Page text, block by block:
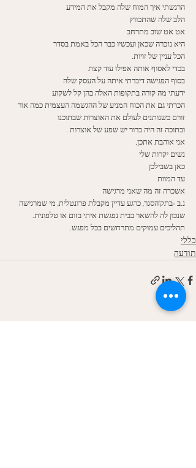
הרגשתי איך המוח שלה מקבל את המידע
הלב שלה שהתכווץ
אט אט שוב מתרחב
היא נזכרה שכאן ועכשיו כבר הכל באמת בסדר
הכל עניין של זויות.
בכדי לאסוף אותה אפילו עוד קצת
בסוף הפגישה דיברתי איתה על העסק שלה
ידעתי מה קורה בתקופות האלה בהן קל לשקוע
הכרתי גם את הכוח המניע של ההגשמה העצמית כמה אור
זורם כשנותנים לעולם את האוצרות שבתוכנו
ובתוכה זה היה ברור יש שפע של אוצרות .
אני אוהבת אתכן,
נשים יקרות שלי
כאן בשבילכן
עד המוות
אשכרה זה מה שאני מרגישה
נ.ב -בתק'הסגר, כרגע עדיין מקבלת פרונטלית, מי שמרגישה
שנכון לה להשאר בבית נפגשת איתי בזום או טלפונית.
תהליכים עמוקים מתרחשים בכל מפגש.
כללי
תודעה